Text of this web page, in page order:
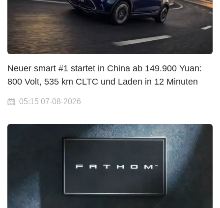
Neuer smart #1 startet in China ab 149.900 Yuan:
800 Volt, 535 km CLTC und Laden in 12 Minuten
05:15 07-08-2026